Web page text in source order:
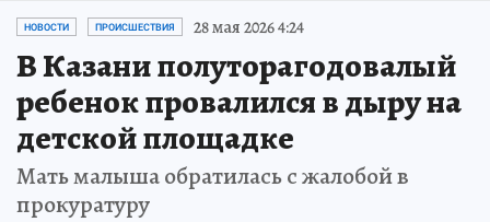
НОВОСТИ ПРОИСШЕСТВИЯ 28 мая 2026 4:24
В Казани полуторагодовалый
ребенок провалился в дыру на
детской площадке
Мать малыша обратилась с жалобой в
прокуратуру